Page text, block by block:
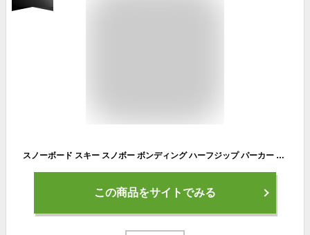
スノーボード スキー スノボー ボンディング ハーフジップ パーカー 防水 撥水 防風 防寒 冬 雪 スノーボードウェア スキーウェア スノボウェア メンズ レディース HOPE ホープ 春スキー 春スノボー age-770FB
この商品をサイトでみる